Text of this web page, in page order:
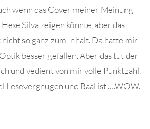
wenn das Cover meiner Meinung
Silva zeigen könnte, aber das
so ganz zum Inhalt. Da hätte mir
besser gefallen. Aber das tut der
und vedient von mir volle Punktzahl,
Lesevergnügen und Baal ist ….WOW.